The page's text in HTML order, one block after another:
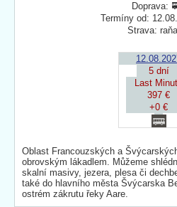
Doprava:
Termíny od:
Strava:
5 dní
Last
397 €
+0 €
Oblast Francouzských a
obrovským lákadlem. Můžeme
skalní masivy, jezera, plesa či
také do hlavního města Švýcarska
ostrém zákrutu řeky Aare.